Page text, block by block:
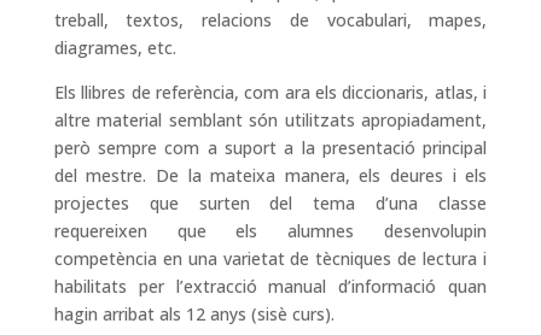
treball, textos, relacions de vocabulari, mapes,
diagrames, etc.
Els llibres de referència, com ara els diccionaris, atlas, i
altre material semblant són utilitzats apropiadament,
però sempre com a suport a la presentació principal
del mestre. De la mateixa manera, els deures i els
projectes que surten del tema d’una classe
requereixen que els alumnes desenvolupin
competència en una varietat de tècniques de lectura i
habilitats per l’extracció manual d’informació quan
hagin arribat als 12 anys (sisè curs).